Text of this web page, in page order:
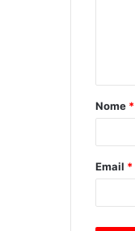
Nome *
Email *